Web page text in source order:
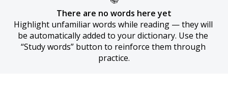
There are no words here yet
Highlight unfamiliar words while reading — they will
be automatically added to your dictionary. Use the
“Study words” button to reinforce them through
practice.